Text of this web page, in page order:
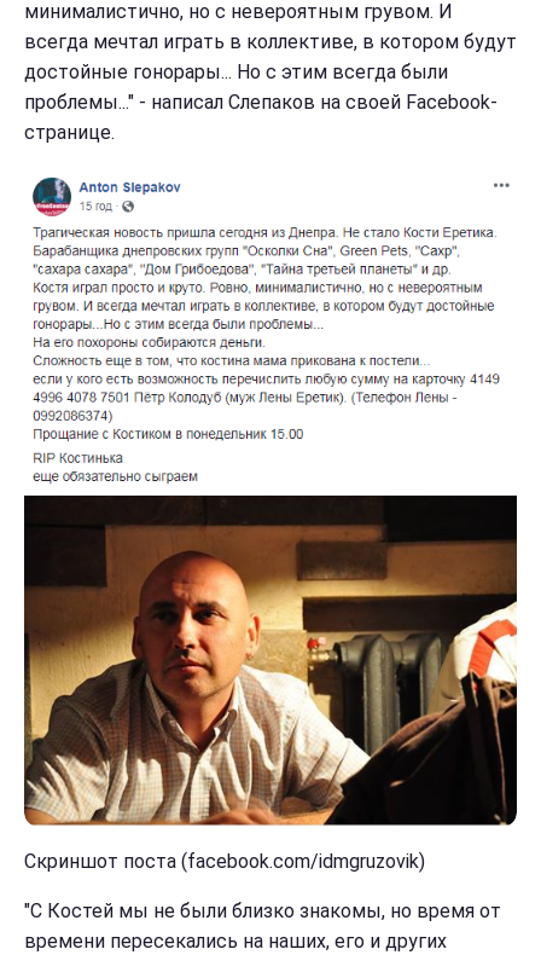
минималистично, но с невероятным грувом. И
всегда мечтал играть в коллективе, в котором будут
достойные гонорары... Но с этим всегда были
проблемы..." - написал Слепаков на своей Facebook-
странице.
Скриншот поста (facebook.com/idmgruzovik)
"С Костей мы не были близко знакомы, но время от
времени пересекались на наших, его и других